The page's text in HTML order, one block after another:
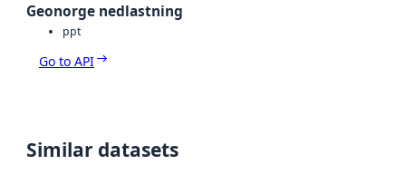
Geonorge nedlastning
ppt
Go to API
Similar datasets